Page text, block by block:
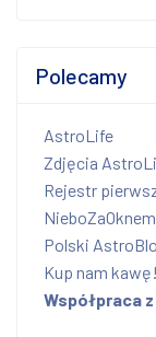
Polecamy
AstroLife
Zdjęcia
Rejestr
Polski
Kup nam kawę!
Współpraca